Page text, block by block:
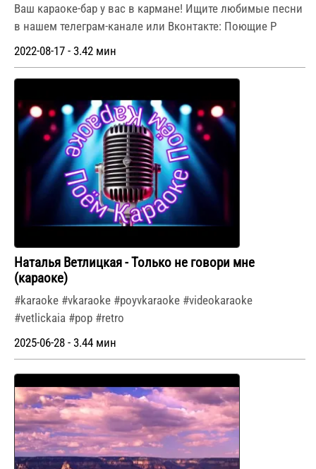
Ваш караоке-бар у вас в кармане! Ищите любимые песни
в нашем телеграм-канале или Вконтакте: Поющие Р
2022-08-17 - 3.42 мин
Наталья Ветлицкая - Только не говори мне
(караоке)
#karaoke #vkaraoke #poyvkaraoke #videokaraoke
#vetlickaia #pop #retro
2025-06-28 - 3.44 мин